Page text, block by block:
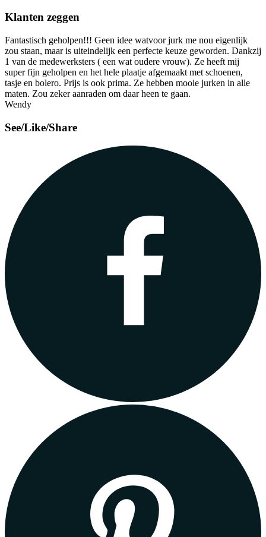
Klanten zeggen
Fantastisch geholpen!!! Geen idee watvoor jurk me nou eigenlijk
zou staan, maar is uiteindelijk een perfecte keuze geworden. Dankzij
1 van de medewerksters ( een wat oudere vrouw). Ze heeft mij
super fijn geholpen en het hele plaatje afgemaakt met schoenen,
tasje en bolero. Prijs is ook prima. Ze hebben mooie jurken in alle
maten. Zou zeker aanraden om daar heen te gaan.
Wendy
See/Like/Share